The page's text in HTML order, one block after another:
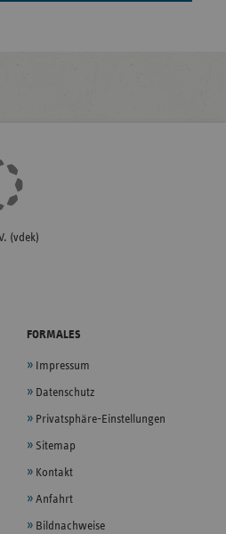
(vdek)
FORMALES
Impressum
Datenschutz
Privatsphäre-Einstellungen
Sitemap
Kontakt
Anfahrt
Bildnachweise